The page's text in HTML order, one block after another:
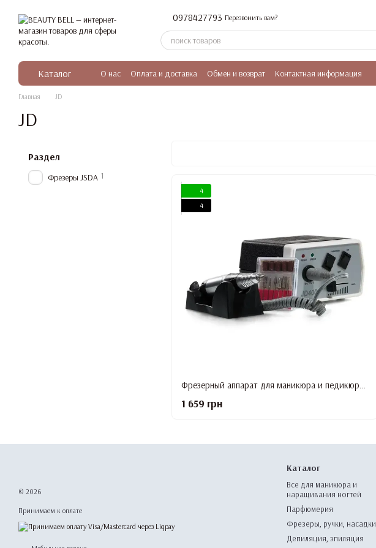
0978427793 Перезвонить вам?
Каталог О нас Оплата и доставка Обмен и возврат Контактная информация
Главная JD
JD
4
4
1 659 грн
Раздел
Фрезеры JSDA 1
© 2026
Принимаем к оплате
Каталог
Все для маникюра и
наращивания ногтей
Парфюмерия
Фрезеры, ручки, насадки
Депиляция, эпиляция